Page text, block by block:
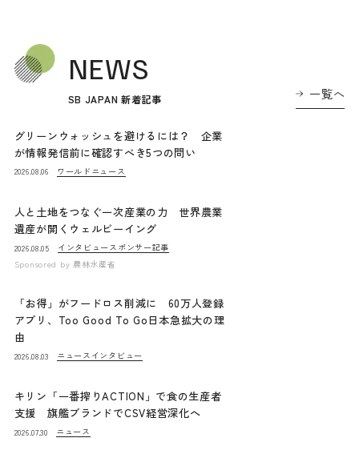
NEWS
SB JAPAN 新着記事 一覧へ
グリーンウォッシュを避けるには？ 企業
が情報発信前に確認すべき5つの問い
2026.08.06 ワールドニュース
人と土地をつなぐ一次産業の力 世界農業
遺産が開くウェルビーイング
2026.08.05 インタビュー スポンサー記事
Sponsored by 農林水産省
「お得」がフードロス削減に 60万人登録
アプリ、Too Good To Go日本急拡大の理
由
2026.08.03 ニュース インタビュー
キリン「一番搾りACTION」で食の生産者
支援 旗艦ブランドでCSV経営深化へ
2026.07.30 ニュース